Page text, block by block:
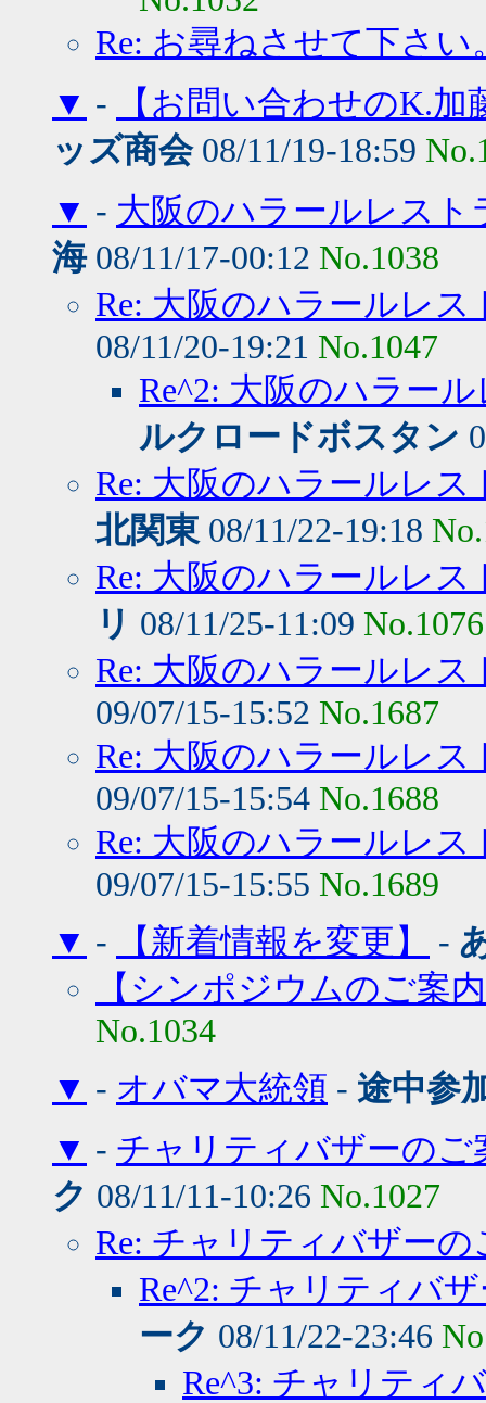
Re: お尋ねさせて下さい
▼ -
【お問い合わせのK.
ッズ商会08/11/19-18:59
▼ - 大阪のハラールレス
海08/11/17-00:12 No.1038
Re: 大阪のハラールレ
08/11/20-19:21 No.1047
Re^2: 大阪のハラー
ルクロードボスタン
Re: 大阪のハラールレ
北関東08/11/22-19:18
Re: 大阪のハラールレ
リ 08/11/25-11:09 No.1076
Re: 大阪のハラールレ
09/07/15-15:52 No.1687
Re: 大阪のハラールレ
09/07/15-15:54 No.1688
Re: 大阪のハラールレ
09/07/15-15:55 No.1689
▼ - 【新着情報を変更】 -
【シンポジウムのご案
No.1034
▼ - オバマ大統領 - 途中参
▼ - チャリティバザーのご
ク 08/11/11-10:26 No.1027
Re: チャリティバザーの
Re^2: チャリティバ
ーク 08/11/22-23:46
Re^3: チャリティ